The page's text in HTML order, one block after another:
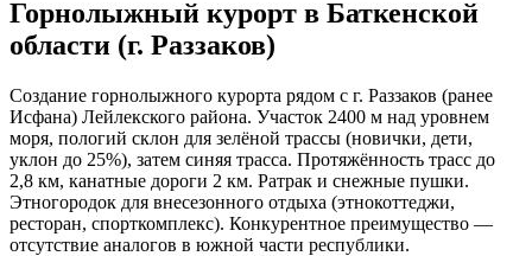
Горнолыжный курорт в Баткенской
области (г. Раззаков)
Создание горнолыжного курорта рядом с г. Раззаков (ранее
Исфана) Лейлекского района. Участок 2400 м над уровнем
моря, пологий склон для зелёной трассы (новички, дети,
уклон до 25%), затем синяя трасса. Протяжённость трасс до
2,8 км, канатные дороги 2 км. Ратрак и снежные пушки.
Этногородок для внесезонного отдыха (этнокоттеджи,
ресторан, спорткомплекс). Конкурентное преимущество —
отсутствие аналогов в южной части республики.